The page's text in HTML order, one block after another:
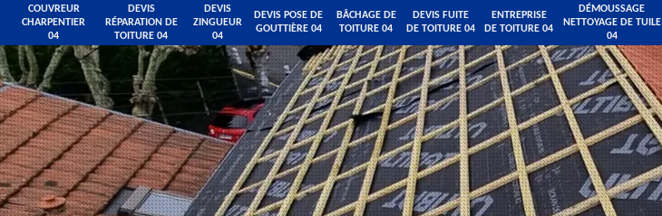
COUVREUR
CHARPENTIER
04
DEVIS
RÉPARATION DE
TOITURE 04
DEVIS
ZINGUEUR
04
DEVIS POSE DE
GOUTTIÈRE 04
BÂCHAGE DE
TOITURE 04
DEVIS FUITE
DE TOITURE 04
ENTREPRISE
DE TOITURE 04
DÉMOUSSAGE
NETTOYAGE DE TUILE
04